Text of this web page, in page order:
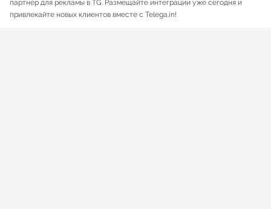
партнер для рекламы в TG. Размещайте интеграции уже сегодня и
привлекайте новых клиентов вместе с Telega.in!